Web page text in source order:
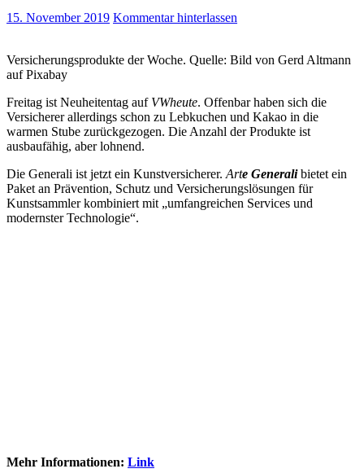
15. November 2019 Kommentar hinterlassen
Versicherungsprodukte der Woche. Quelle: Bild von Gerd Altmann
auf Pixabay
Freitag ist Neuheitentag auf VWheute. Offenbar haben sich die
Versicherer allerdings schon zu Lebkuchen und Kakao in die
warmen Stube zurückgezogen. Die Anzahl der Produkte ist
ausbaufähig, aber lohnend.
Die Generali ist jetzt ein Kunstversicherer.Arte Generali bietet ein
Paket an Prävention, Schutz und Versicherungslösungen für
Kunstsammler kombiniert mit „umfangreichen Services und
modernster Technologie“.
Mehr Informationen: Link